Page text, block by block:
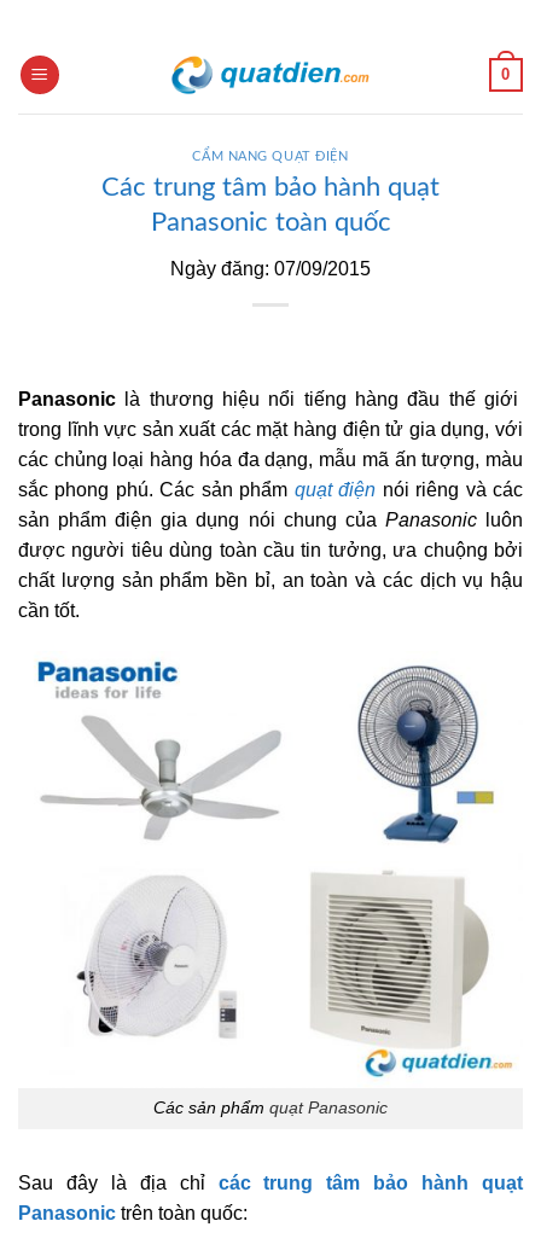
content
0
CẨM NANG QUẠT ĐIỆN
Các trung tâm bảo hành quạt
Panasonic toàn quốc
Ngày đăng: 07/09/2015
Panasonic là thương hiệu nổi tiếng hàng đầu thế giới
trong lĩnh vực sản xuất các mặt hàng điện tử gia dụng, với
các chủng loại hàng hóa đa dạng, mẫu mã ấn tượng, màu
sắc phong phú. Các sản phẩm quạt điện nói riêng và các
sản phẩm điện gia dụng nói chung của Panasonicluôn
được người tiêu dùng toàn cầu tin tưởng, ưa chuộng bởi
chất lượng sản phẩm bền bỉ, an toàn và các dịch vụ hậu
cần tốt.
Các sản phẩm quạt Panasonic
Sau đây là địa chỉ các trung tâm bảo hành quạt
Panasonic trên toàn quốc: